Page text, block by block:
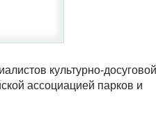
культурно-досуговой
ассоциацией парков и